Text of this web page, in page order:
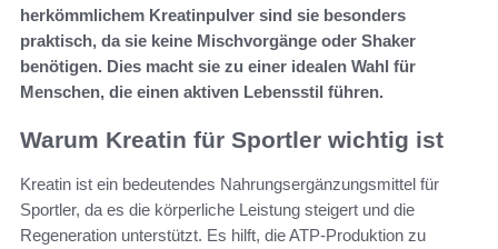
herkömmlichem Kreatinpulver sind sie besonders
praktisch, da sie keine Mischvorgänge oder Shaker
benötigen. Dies macht sie zu einer idealen Wahl für
Menschen, die einen aktiven Lebensstil führen.
Warum Kreatin für Sportler wichtig ist
Kreatin ist ein bedeutendes Nahrungsergänzungsmittel für
Sportler, da es die körperliche Leistung steigert und die
Regeneration unterstützt. Es hilft, die ATP-Produktion zu